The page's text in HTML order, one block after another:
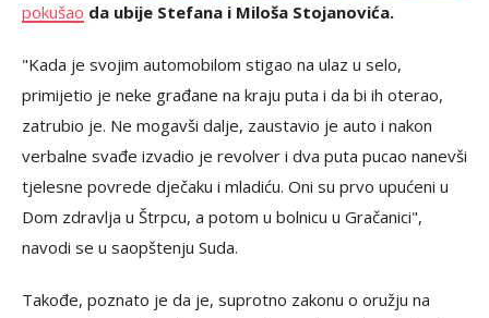
pokušao da ubije Stefana i Miloša Stojanovića.
"Kada je svojim automobilom stigao na ulaz u selo,
primijetio je neke građane na kraju puta i da bi ih oterao,
zatrubio je. Ne mogavši ​​dalje, zaustavio je auto i nakon
verbalne svađe izvadio je revolver i dva puta pucao nanevši
tjelesne povrede dječaku i mladiću. Oni su prvo upućeni u
Dom zdravlja u Štrpcu, a potom u bolnicu u Gračanici",
navodi se u saopštenju Suda.
Takođe, poznato je da je, suprotno zakonu o oružju na